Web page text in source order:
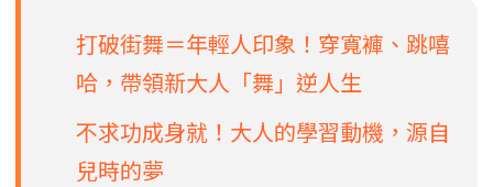
打破街舞＝年輕人印象！穿寬褲、跳嘻
哈，帶領新大人「舞」逆人生
不求功成身就！大人的學習動機，源自
兒時的夢